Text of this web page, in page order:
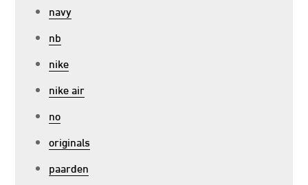
navy
nb
nike
nike air
no
originals
paarden